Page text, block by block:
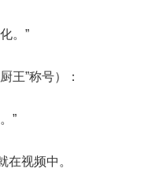
。”
”称号）：
”
视频中。